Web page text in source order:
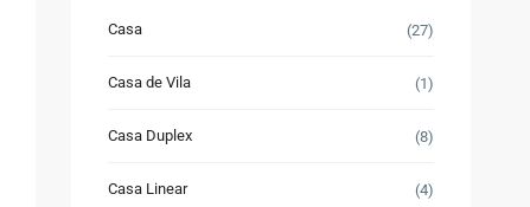
Casa (27)
Casa de Vila (1)
Casa Duplex (8)
Casa Linear (4)